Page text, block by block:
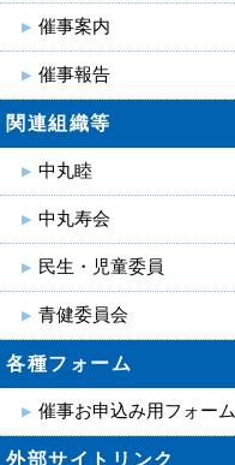
催事案内
催事報告
関連組織等
中丸睦
中丸寿会
民生・児童委員
青健委員会
各種フォーム
催事お申込み用フォーム
外部サイトリンク